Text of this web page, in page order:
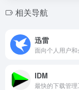
相关导航
迅雷
IDM
最快的下载管理